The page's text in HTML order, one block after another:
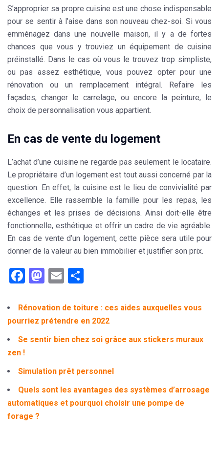
S’approprier sa propre cuisine est une chose indispensable
pour se sentir à l’aise dans son nouveau chez-soi. Si vous
emménagez dans une nouvelle maison, il y a de fortes
chances que vous y trouviez un équipement de cuisine
préinstallé. Dans le cas où vous le trouvez trop simpliste,
ou pas assez esthétique, vous pouvez opter pour une
rénovation ou un remplacement intégral. Refaire les
façades, changer le carrelage, ou encore la peinture, le
choix de personnalisation vous appartient.
En cas de vente du logement
L’achat d’une cuisine ne regarde pas seulement le locataire.
Le propriétaire d’un logement est tout aussi concerné par la
question. En effet, la cuisine est le lieu de convivialité par
excellence. Elle rassemble la famille pour les repas, les
échanges et les prises de décisions. Ainsi doit-elle être
fonctionnelle, esthétique et offrir un cadre de vie agréable.
En cas de vente d’un logement, cette pièce sera utile pour
donner de la valeur au bien immobilier et justifier son prix.
Facebook
Mastodon
Email
Rénovation de toiture : ces aides auxquelles vous
pourriez prétendre en 2022
Se sentir bien chez soi grâce aux stickers muraux
zen !
Simulation prêt personnel
Quels sont les avantages des systèmes d’arrosage
automatiques et pourquoi choisir une pompe de
forage ?